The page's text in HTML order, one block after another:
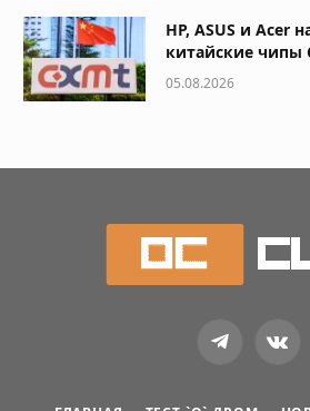
HP, ASUS и Acer
китайские чипы
05.08.2026
Telegram